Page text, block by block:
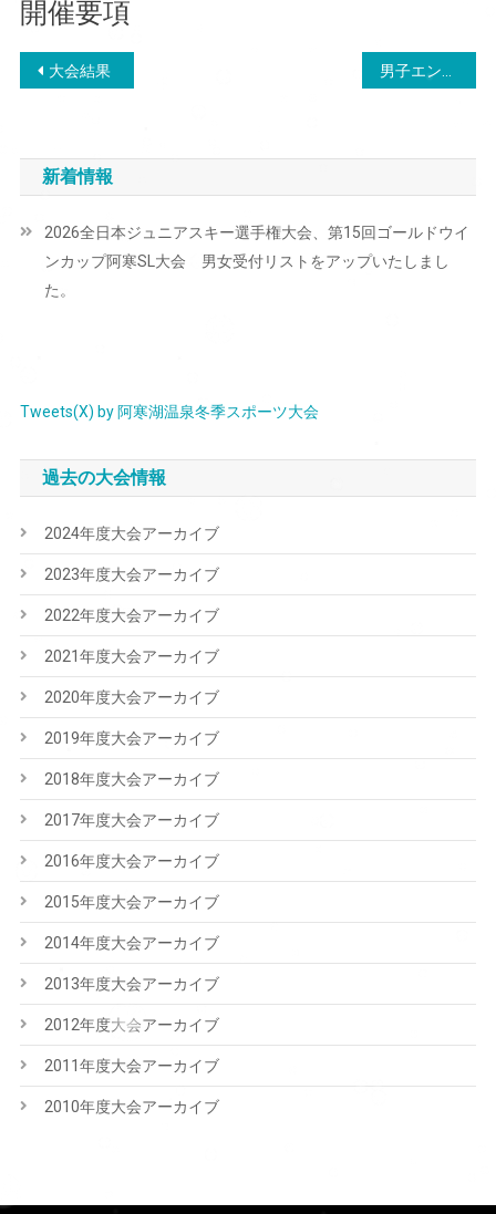
開催要項
投
ナ
ビ
ゲ
ー
ン
大会結果
新着情報
2026全日本ジュニアスキー選手権大会、第15回ゴールドウイ
ンカップ阿寒SL大会 男女受付リストをアップいたしまし
た。
Tweets(X) by 阿寒湖温泉冬季スポーツ大会
過去の大会情報
2024年度大会アーカイブ
2023年度大会アーカイブ
2022年度大会アーカイブ
2021年度大会アーカイブ
2020年度大会アーカイブ
2019年度大会アーカイブ
2018年度大会アーカイブ
2017年度大会アーカイブ
2016年度大会アーカイブ
2015年度大会アーカイブ
2014年度大会アーカイブ
2013年度大会アーカイブ
2012年度大会アーカイブ
2011年度大会アーカイブ
2010年度大会アーカイブ